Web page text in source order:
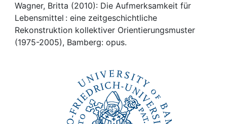
Help
Wagner, Britta (2010): Die Aufmerksamkeit für
Lebensmittel : eine zeitgeschichtliche
Rekonstruktion kollektiver Orientierungsmuster
(1975-2005), Bamberg: opus.